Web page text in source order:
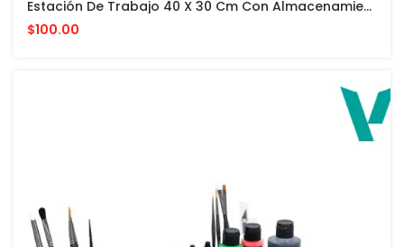
Estación De Trabajo 40 X 30 Cm Con Almacenamiento Vertical PARA PINTURAS VALLEJO Y ACCESORIOS
$100.00